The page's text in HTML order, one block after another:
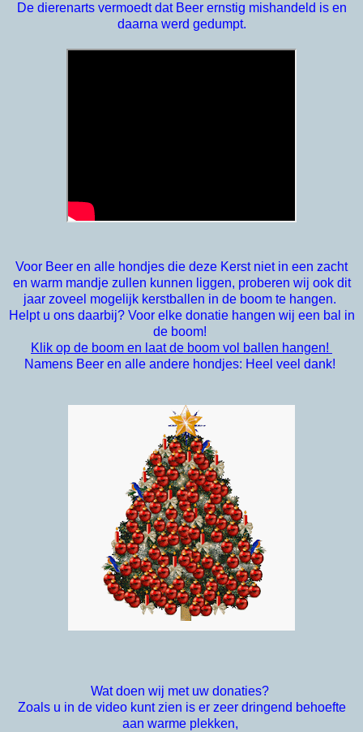
De dierenarts vermoedt dat Beer ernstig mishandeld is en
daarna werd gedumpt.
Voor Beer en alle hondjes die deze Kerst niet in een zacht
en warm mandje zullen kunnen liggen, proberen wij ook dit
jaar zoveel mogelijk kerstballen in de boom te hangen.
Helpt u ons daarbij? Voor elke donatie hangen wij een bal in
de boom!
Klik op de boom en laat de boom vol ballen hangen!
Namens Beer en alle andere hondjes: Heel veel dank!
Wat doen wij met uw donaties?
Zoals u in de video kunt zien is er zeer dringend behoefte
aan warme plekken,